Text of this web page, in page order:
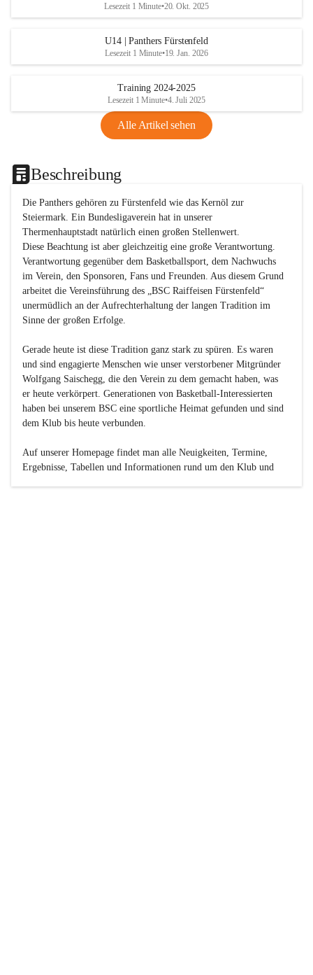
Lesezeit 1 Minute•20. Okt. 2025
U14 | Panthers Fürstenfeld
Lesezeit 1 Minute•19. Jan. 2026
Training 2024-2025
Lesezeit 1 Minute•4. Juli 2025
Alle Artikel sehen
Beschreibung
Die Panthers gehören zu Fürstenfeld wie das Kernöl zur
Steiermark. Ein Bundesligaverein hat in unserer
Thermenhauptstadt natürlich einen großen Stellenwert.
Diese Beachtung ist aber gleichzeitig eine große Verantwortung.
Verantwortung gegenüber dem Basketballsport, dem Nachwuchs
im Verein, den Sponsoren, Fans und Freunden. Aus diesem Grund
arbeitet die Vereinsführung des „BSC Raiffeisen Fürstenfeld“
unermüdlich an der Aufrechterhaltung der langen Tradition im
Sinne der großen Erfolge.
Gerade heute ist diese Tradition ganz stark zu spüren. Es waren
und sind engagierte Menschen wie unser verstorbener Mitgründer
Wolfgang Saischegg, die den Verein zu dem gemacht haben, was
er heute verkörpert. Generationen von Basketball-Interessierten
haben bei unserem BSC eine sportliche Heimat gefunden und sind
dem Klub bis heute verbunden.
Auf unserer Homepage findet man alle Neuigkeiten, Termine,
Ergebnisse, Tabellen und Informationen rund um den Klub und